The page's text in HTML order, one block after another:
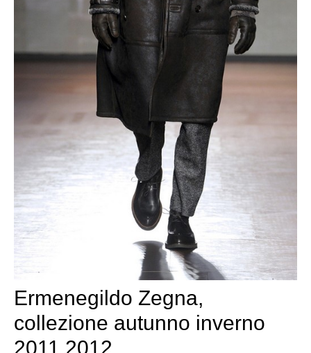
Ermenegildo Zegna,
collezione autunno inverno
2011 2012